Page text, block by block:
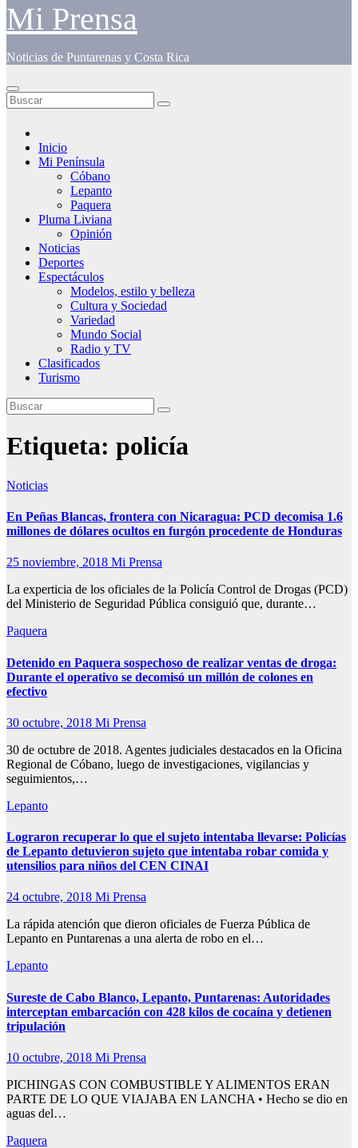
Mi Prensa
Noticias de Puntarenas y Costa Rica
Inicio
Mi Península
Cóbano
Lepanto
Paquera
Pluma Liviana
Opinión
Noticias
Deportes
Espectáculos
Modelos, estilo y belleza
Cultura y Sociedad
Variedad
Mundo Social
Radio y TV
Clasificados
Turismo
Etiqueta: policía
Noticias
En Peñas Blancas, frontera con Nicaragua: PCD decomisa 1.6
millones de dólares ocultos en furgón procedente de Honduras
25 noviembre, 2018 Mi Prensa
La experticia de los oficiales de la Policía Control de Drogas (PCD)
del Ministerio de Seguridad Pública consiguió que, durante…
Paquera
Detenido en Paquera sospechoso de realizar ventas de droga:
Durante el operativo se decomisó un millón de colones en
efectivo
30 octubre, 2018 Mi Prensa
30 de octubre de 2018. Agentes judiciales destacados en la Oficina
Regional de Cóbano, luego de investigaciones, vigilancias y
seguimientos,…
Lepanto
Lograron recuperar lo que el sujeto intentaba llevarse: Policías
de Lepanto detuvieron sujeto que intentaba robar comida y
utensilios para niños del CEN CINAI
24 octubre, 2018 Mi Prensa
La rápida atención que dieron oficiales de Fuerza Pública de
Lepanto en Puntarenas a una alerta de robo en el…
Lepanto
Sureste de Cabo Blanco, Lepanto, Puntarenas: Autoridades
interceptan embarcación con 428 kilos de cocaína y detienen
tripulación
10 octubre, 2018 Mi Prensa
PICHINGAS CON COMBUSTIBLE Y ALIMENTOS ERAN
PARTE DE LO QUE VIAJABA EN LANCHA • Hecho se dio en
aguas del…
Paquera